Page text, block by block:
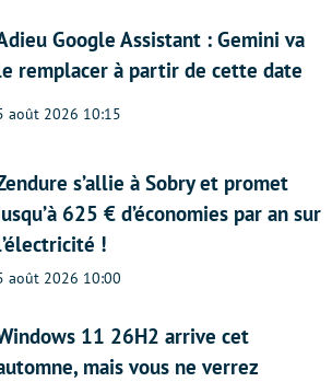
Google Assistant : Gemini va
remplacer à partir de cette date
août 2026 10:15
s’allie à Sobry et promet
625 € d’économies par an sur
!
août 2026 10:00
11 26H2 arrive cet
mais vous ne verrez